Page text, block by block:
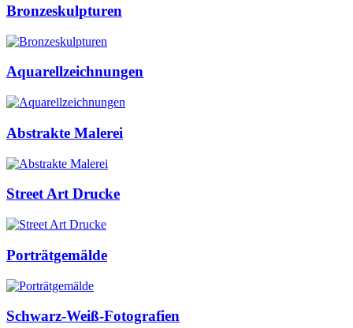
Bronzeskulpturen
Aquarellzeichnungen
Abstrakte Malerei
Street Art Drucke
Porträtgemälde
Schwarz-Weiß-Fotografien